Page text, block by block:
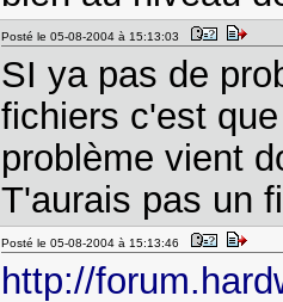
Posté le 05-08-2004 à 15:13:03
SI ya pas de
fichiers c'est
problème vient
T'aurais pas un
Posté le 05-08-2004 à 15:13:46
http://